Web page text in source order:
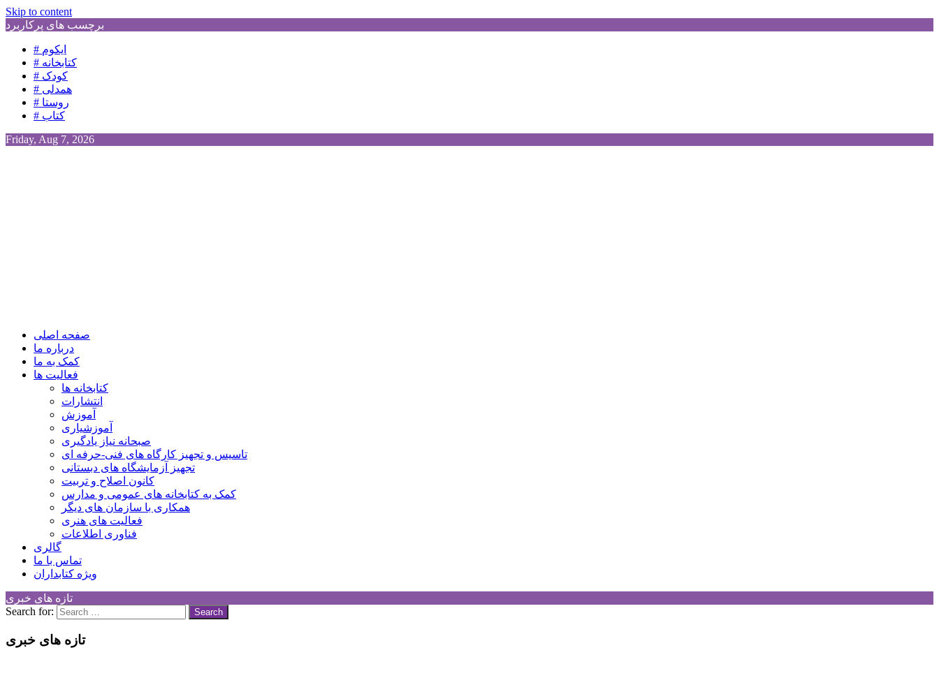
Skip to content
برچسب های پرکاربرد
# ایکوم
# کتابخانه
# کودک
# همدلی
# روستا
# کتاب
Friday, Aug 7, 2026
Children Cultural Development Center
صفحه اصلی
درباره ما
کمک به ما
فعالیت ها
کتابخانه ها
انتشارات
آموزش
آموزشیاری
صبحانه نیاز یادگیری
تاسیس و تجهیز کارگاه های فنی-حرفه ای
تجهیز آزمایشگاه های دبستانی
کانون اصلاح و تربیت
کمک به کتابخانه های عمومی و مدارس
همکاری با سازمان های دیگر
فعالیت های هنری
فناوری اطلاعات
گالری
تماس با ما
ویژه کتابداران
تازه های خبری
Search for:
تازه های خبری